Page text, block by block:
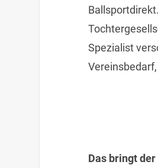
Spezialist
Das bringt der